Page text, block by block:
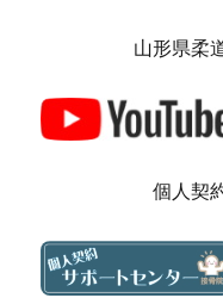
山形県柔
個人契